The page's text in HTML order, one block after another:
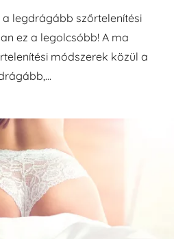
legdrágább szőrtelenítési
ez a legolcsóbb! A ma
módszerek közül a